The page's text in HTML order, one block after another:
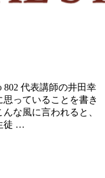
802 代表講師の井田幸
っていることを書き
な風に言われると、
徒 …